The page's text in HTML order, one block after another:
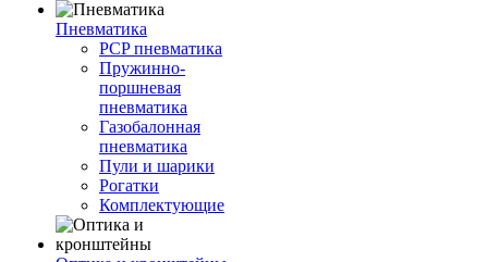
Пневматика
PCP пневматика
Пружинно-
поршневая
пневматика
Газобалонная
пневматика
Пули и шарики
Рогатки
Комплектующие